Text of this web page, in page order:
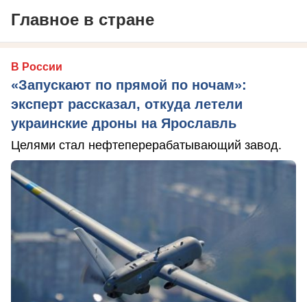
Главное в стране
В России
«Запускают по прямой по ночам»:
эксперт рассказал, откуда летели
украинские дроны на Ярославль
Целями стал нефтеперерабатывающий завод.